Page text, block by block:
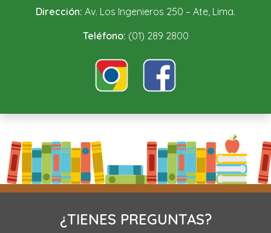
Dirección: Av. Los Ingenieros 250 – Ate, Lima.
Teléfono: (01) 289 2800
¿TIENES PREGUNTAS?